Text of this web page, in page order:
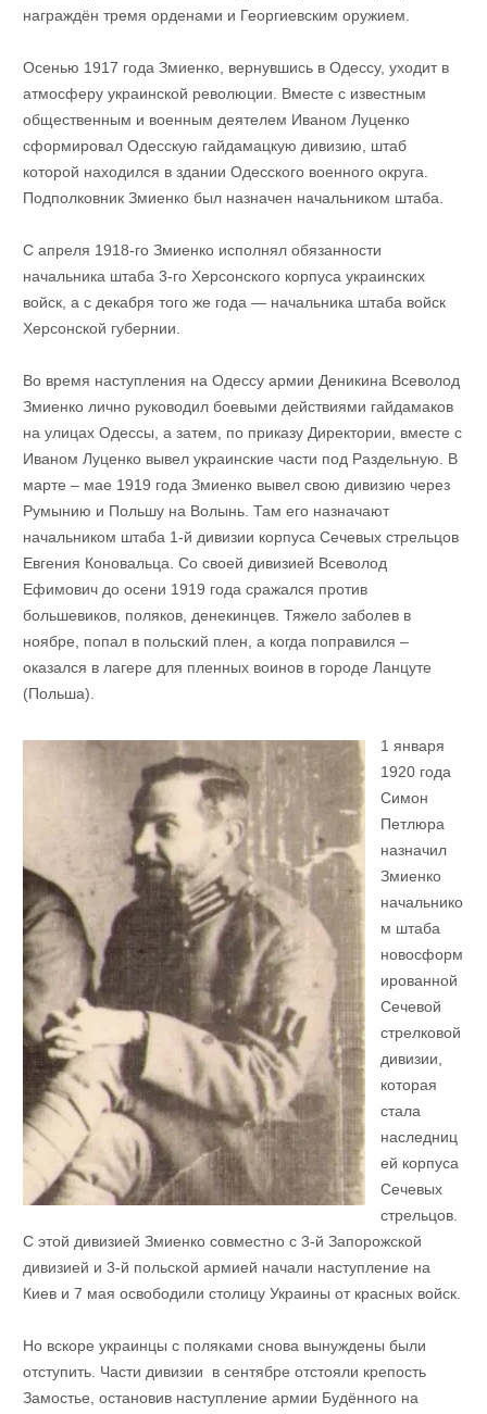
награждён тремя орденами и Георгиевским оружием.
Осенью 1917 года Змиенко, вернувшись в Одессу, уходит в
атмосферу украинской революции. Вместе с известным
общественным и военным деятелем Иваном Луценко
сформировал Одесскую гайдамацкую дивизию, штаб
которой находился в здании Одесского военного округа.
Подполковник Змиенко был назначен начальником штаба.
С апреля 1918-го Змиенко исполнял обязанности
начальника штаба 3-го Херсонского корпуса украинских
войск, а с декабря того же года — начальника штаба войск
Херсонской губернии.
Во время наступления на Одессу армии Деникина Всеволод
Змиенко лично руководил боевыми действиями гайдамаков
на улицах Одессы, а затем, по приказу Директории, вместе с
Иваном Луценко вывел украинские части под Раздельную. В
марте – мае 1919 года Змиенко вывел свою дивизию через
Румынию и Польшу на Волынь. Там его назначают
начальником штаба 1-й дивизии корпуса Сечевых стрельцов
Евгения Коновальца. Со своей дивизией Всеволод
Ефимович до осени 1919 года сражался против
большевиков, поляков, денекинцев. Тяжело заболев в
ноябре, попал в польский плен, а когда поправился –
оказался в лагере для пленных воинов в городе Ланцуте
(Польша).
1 января
1920 года
Симон
Петлюра
назначил
Змиенко
начальнико
м штаба
новосформ
ированной
Сечевой
стрелковой
дивизии,
которая
стала
наследниц
ей корпуса
Сечевых
стрельцов.
С этой дивизией Змиенко совместно с 3-й Запорожской
дивизией и 3-й польской армией начали наступление на
Киев и 7 мая освободили столицу Украины от красных войск.
Но вскоре украинцы с поляками снова вынуждены были
отступить. Части дивизии в сентябре отстояли крепость
Замостье, остановив наступление армии Будённого на